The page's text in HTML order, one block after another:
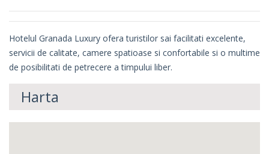
Hotelul Granada Luxury ofera turistilor sai facilitati excelente,
servicii de calitate, camere spatioase si confortabile si o multime
de posibilitati de petrecere a timpului liber.
Harta